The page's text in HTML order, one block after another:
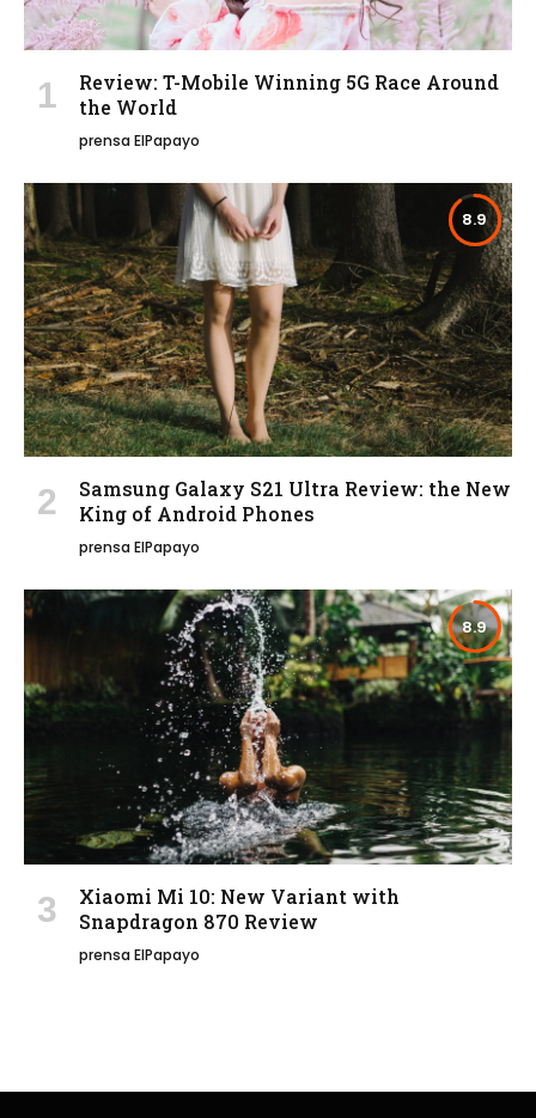
Review: T-Mobile Winning 5G Race Around
the World
prensa ElPapayo
8.9
Samsung Galaxy S21 Ultra Review: the New
King of Android Phones
prensa ElPapayo
8.9
Xiaomi Mi 10: New Variant with
Snapdragon 870 Review
prensa ElPapayo